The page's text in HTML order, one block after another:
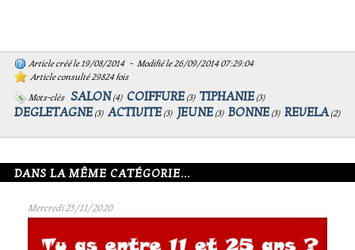
Article créé le 19/08/2014 - Modifié le 26/09/2014 07:29:04
Article consulté 29824 fois
Mots-clés
SALON (4) COIFFURE (3) TIPHANIE (3)
DEGLETAGNE (3) ACTIVITE (3) JEUNE (3) BONNE (3) REVELA(2)
DANS LA MÊME CATÉGORIE...
Mercredi 25/11/2020